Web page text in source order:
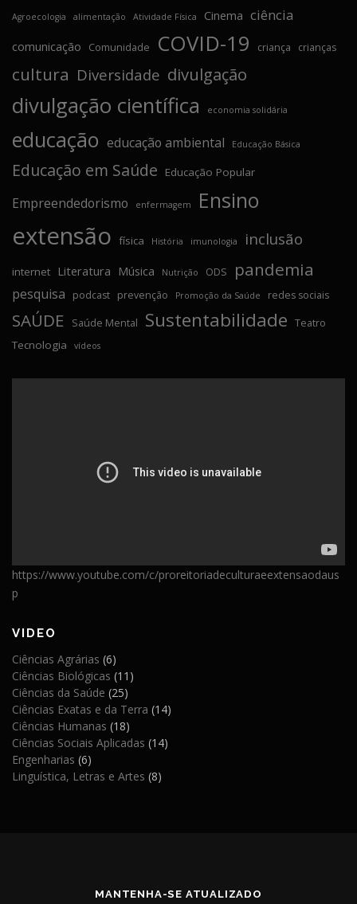
Agroecologia alimentação Atividade Física Cinema ciência
comunicação Comunidade COVID-19 criança crianças
cultura Diversidade divulgação
divulgação científica economia solidária
educação educação ambiental Educação Básica
Educação em Saúde Educação Popular
Empreendedorismo enfermagem Ensino
extensão física História imunologia inclusão
internet Literatura Música Nutrição ODS pandemia
pesquisa podcast prevenção Promoção da Saúde redes sociais
SAÚDE Saúde Mental Sustentabilidade Teatro
Tecnologia vídeos
https://www.youtube.com/c/proreitoriadeculturaeextensaodaus
p
VIDEO
Ciências Agrárias (6)
Ciências Biológicas (11)
Ciências da Saúde (25)
Ciências Exatas e da Terra (14)
Ciências Humanas (18)
Ciências Sociais Aplicadas (14)
Engenharias (6)
Linguística, Letras e Artes (8)
MANTENHA-SE ATUALIZADO